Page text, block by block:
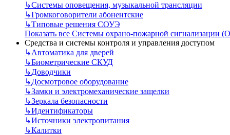
↳Системы оповещения, музыкальной трансляции
↳Громкоговорители абонентские
↳Типовые решения СОУЭ
Показать все Системы охрано-пожарной сигнализации
Средства и системы контроля и управления доступом
↳Автоматика для дверей
↳Биометрические СКУД
↳Доводчики
↳Досмотровое оборудование
↳Замки и электромеханические защелки
↳Зеркала безопасности
↳Идентификаторы
↳Источники электропитания
↳Калитки